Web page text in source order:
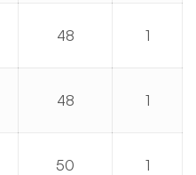
48 1
48 1
50 1